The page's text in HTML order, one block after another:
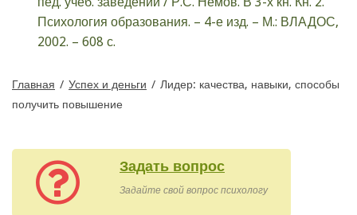
Психология образования. – 4-е изд. – М.: ВЛАДОС,
2002. – 608 с.
Главная / Успех и деньги / Лидер: качества, навыки, способы
получить повышение
Задать вопрос
Задайте свой вопрос психологу